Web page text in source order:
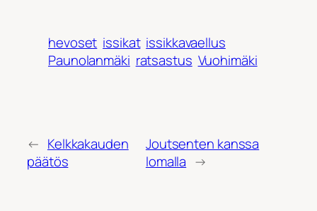
hevoset issikat issikkavaellus
Paunolanmäki ratsastus Vuohimäki
← Kelkkakauden
päätös
Joutsenten kanssa
lomalla →